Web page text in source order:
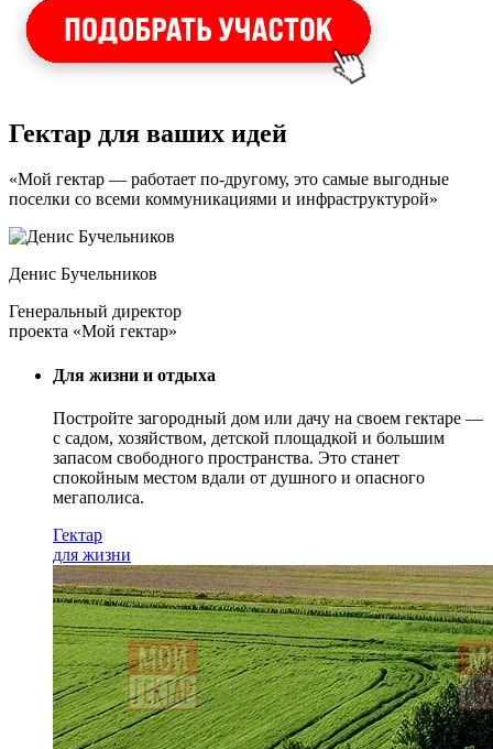
Гектар для ваших идей
«Мой гектар — работает по-другому, это самые выгодные
поселки со всеми коммуникациями и инфраструктурой»
Денис Бучельников
Генеральный директор
проекта «Мой гектар»
Для жизни и отдыха
Постройте загородный дом или дачу на своем гектаре —
с садом, хозяйством, детской площадкой и большим
запасом свободного пространства. Это станет
спокойным местом вдали от душного и опасного
мегаполиса.
Гектар
для жизни